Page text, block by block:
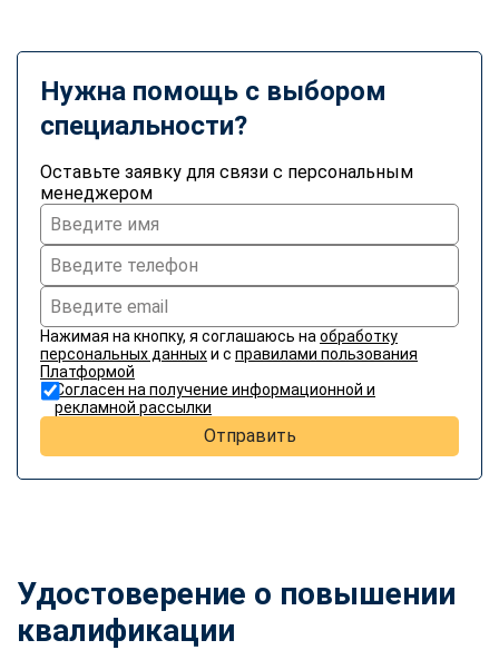
Нужна помощь с выбором
специальности?
Оставьте заявку для связи с персональным
менеджером
Нажимая на кнопку, я соглашаюсь на обработку
персональных данныхи с правилами пользования
Платформой
Согласен на получение информационной и
рекламной рассылки
Отправить
Удостоверение о повышении
квалификации